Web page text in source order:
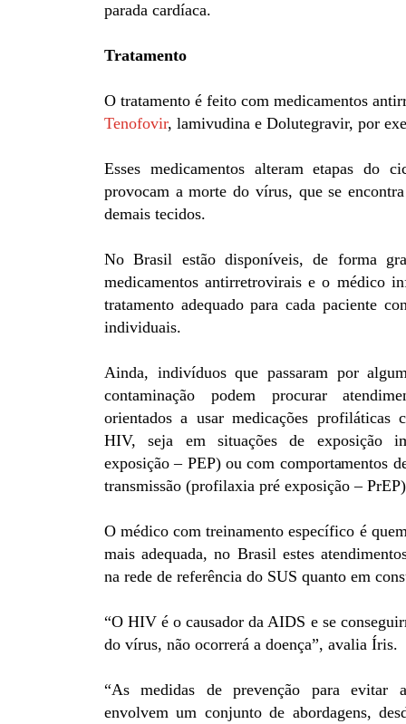
parada cardíaca.
Tratamento
O tratamento é feito com medicamentos
Tenofovir, lamivudina e Dolutegravir, por
Esses medicamentos alteram etapas
provocam a morte do vírus, que se
demais tecidos.
No Brasil estão disponíveis, de forma
medicamentos antirretrovirais e o médico
tratamento adequado para cada paciente
individuais.
Ainda, indivíduos que passaram por
contaminação podem procurar
orientados a usar medicações profiláticas
HIV, seja em situações de exposição
exposição – PEP) ou com comportamentos
transmissão (profilaxia pré exposição –
O médico com treinamento específico é
mais adequada, no Brasil estes
na rede de referência do SUS quanto em
“O HIV é o causador da AIDS e se
do vírus, não ocorrerá a doença”, avalia Íris.
“As medidas de prevenção para evitar
envolvem um conjunto de abordagens,